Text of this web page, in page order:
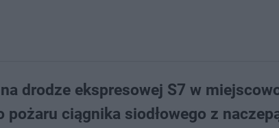
drodze ekspresowej S7 w
ciągnika siodłowego z